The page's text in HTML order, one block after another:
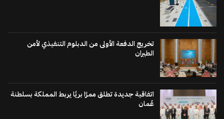
تخريج الدفعة الأولى من الدبلوم التنفيذي لأمن
الطيران
اتفاقية جديدة تطلق ممرًا بريًا يربط المملكة بسلطنة
عُمان